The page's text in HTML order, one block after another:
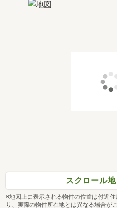
スクロール
※地図上に表示される物件の位置は付近
り、実際の物件所在地とは異なる場合が